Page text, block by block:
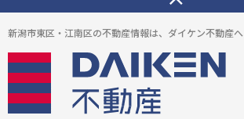
新潟市東区・江南区の不動産情報は、ダイケン不動産へ